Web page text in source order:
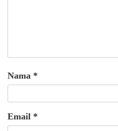
Nama *
Email *